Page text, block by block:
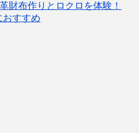
財布作りとロクロを体験！
おすすめ